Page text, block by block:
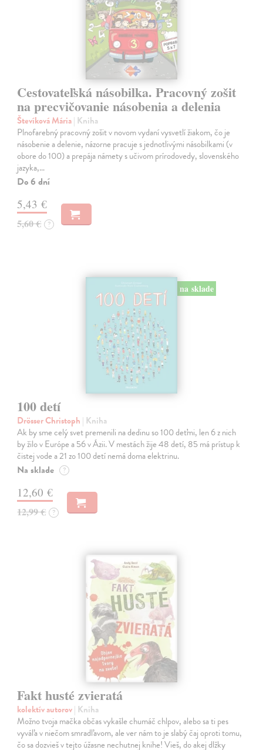
Cestovateľská násobilka. Pracovný zošit
na precvičovanie násobenia a delenia
Števíková Mária| Kniha
Plnofarebný pracovný zošit v novom vydaní vysvetlí žiakom, čo je
násobenie a delenie, názorne pracuje s jednotlivými násobilkami (v
obore do 100) a prepája námety s učivom prírodovedy, slovenského
jazyka,…
Do 6 dní
5,43 €
5,60 € ?
na sklade
100 detí
Drösser Christoph | Kniha
Ak by sme celý svet premenili na dedinu so 100 deťmi, len 6 z nich
by žilo v Európe a 56 v Ázii. V mestách žije 48 detí, 85 má prístup k
čistej vode a 21 zo 100 detí nemá doma elektrinu.
Na sklade ?
12,60 €
12,99 € ?
Fakt husté zvieratá
kolektív autorov| Kniha
Možno tvoja mačka občas vykašle chumáč chlpov, alebo sa ti pes
vyváľa v niečom smradľavom, ale ver nám to je slabý čaj oproti tomu,
čo sa dozvieš v tejto úžasne nechutnej knihe! Vieš, do akej dlžky